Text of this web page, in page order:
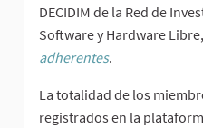
DECIDIM de la Red de
Software y Hardware
adherentes.
La totalidad de los
registrados en la